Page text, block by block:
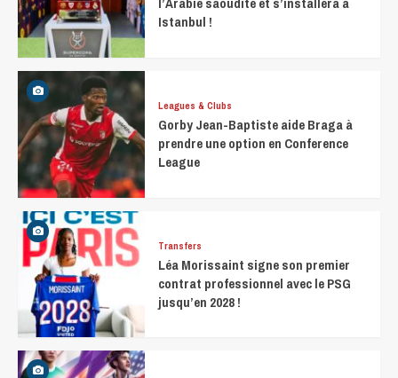
Istanbul !
Leagues & Clubs
Gorby Jean-Baptiste aide Braga à
prendre une option en Conference
League
Transfers
Léa Morissaint signe son premier
contrat professionnel avec le PSG
jusqu’en 2028 !